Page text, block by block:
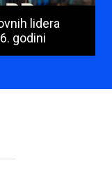
lidera
godini